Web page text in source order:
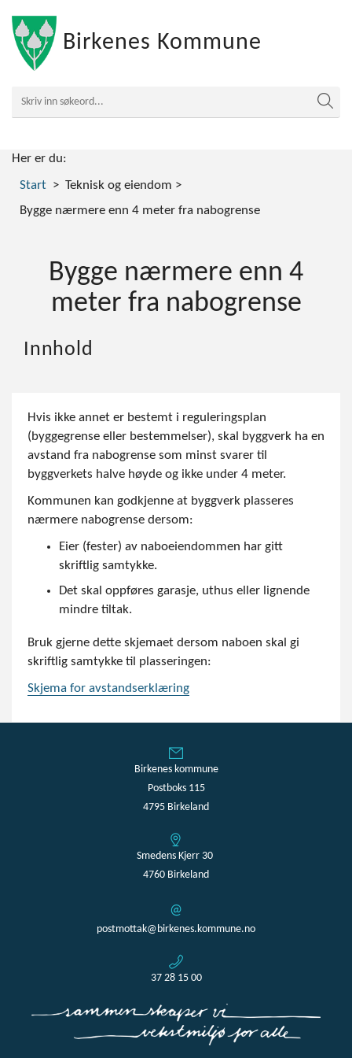
Birkenes Kommune
Her er du:
Start
Teknisk og eiendom
Bygge nærmere enn 4 meter fra nabogrense
Bygge nærmere enn 4
meter fra nabogrense
Innhold
Hvis ikke annet er bestemt i reguleringsplan
(byggegrense eller bestemmelser), skal byggverk ha en
avstand fra nabogrense som minst svarer til
byggverkets halve høyde og ikke under 4 meter.
Kommunen kan godkjenne at byggverk plasseres
nærmere nabogrense dersom:
Eier (fester) av naboeiendommen har gitt
skriftlig samtykke.
Det skal oppføres garasje, uthus eller lignende
mindre tiltak.
Bruk gjerne dette skjemaet dersom naboen skal gi
skriftlig samtykke til plasseringen:
Skjema for avstandserklæring
Birkenes kommune
Postboks 115
4795 Birkeland
Smedens Kjerr 30
4760 Birkeland
postmottak@birkenes.kommune.no
37 28 15 00